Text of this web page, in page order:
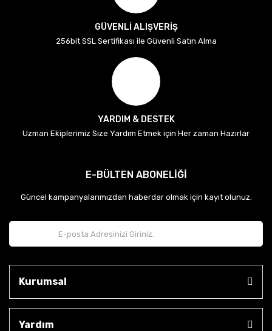
GÜVENLİ ALIŞVERİŞ
256bit SSL Sertifikası ile Güvenli Satın Alma
YARDIM & DESTEK
Uzman Ekiplerimiz Size Yardım Etmek için Her zaman Hazırlar
E-BÜLTEN ABONELİĞİ
Güncel kampanyalarımızdan haberdar olmak için kayıt olunuz.
Kurumsal
Yardım